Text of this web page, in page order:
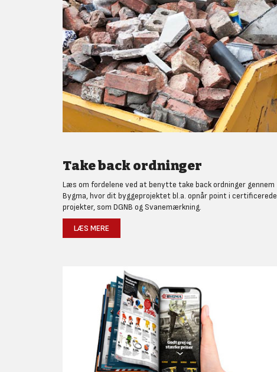
Take back ordninger
Læs om fordelene ved at benytte take back ordninger gennem
Bygma, hvor dit byggeprojektet bl.a. opnår point i certificerede
projekter, som DGNB og Svanemærkning.
LÆS MERE